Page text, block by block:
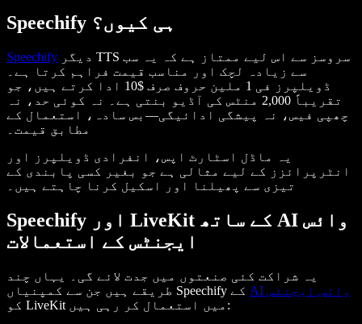
Speechify ہی کیوں؟
Speechify
سے زیادہ لچک اور مناسب قیمت فراہم کرتا ہے۔
ڈویلپرز فی 1 ملین حروف صرف $10 ادا کرتے ہیں، جو
تقریباً 2,000 منٹس کی آڈیو بنتی ہے۔ نہ کوئی حد، نہ
چھپی فیس، نہ پیشگی ادائیگی—بس سادہ، استعمال کے
مطابق قیمت۔
یہ ماڈل اسٹارٹ اپس، انفرادی ڈویلپرز اور
انٹرپرائزز کے لیے مثالی ہے جو بغیر کسی پابندی کے
Speechify اور LiveKit کے ساتھ AI وائس
ایجنٹس کے استعمالات
یہ شراکت کئی صنعتوں میں جدت لائے گی۔ یہاں چند
AI وائس ایجنٹس
کو LiveKit میں استعمال کر رہی ہیں: